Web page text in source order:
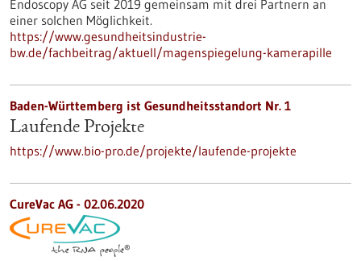
Endoscopy AG seit 2019 gemeinsam mit drei Partnern an
einer solchen Möglichkeit.
https://www.gesundheitsindustrie-
bw.de/fachbeitrag/aktuell/magenspiegelung-kamerapille
Baden-Württemberg ist Gesundheitsstandort Nr. 1
Laufende Projekte
https://www.bio-pro.de/projekte/laufende-projekte
CureVac AG - 02.06.2020